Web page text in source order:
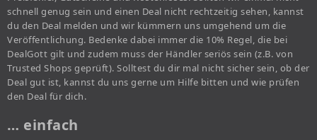
schnell genug sein und einen Deal nicht rechtzeitig sehen, kannst
du den Deal melden und wir kümmern uns umgehend um die
Veröffentlichung. Bedenke dabei immer die 10% Regel, die bei
DealGott gilt und zudem muss der Händler seriös sein (z.B. von
Trusted Shops geprüft). Solltest du dir mal nicht sicher sein, ob der
Deal gut ist, kannst du uns gerne um Hilfe bitten und wie prüfen
den Deal für dich.
… einfach